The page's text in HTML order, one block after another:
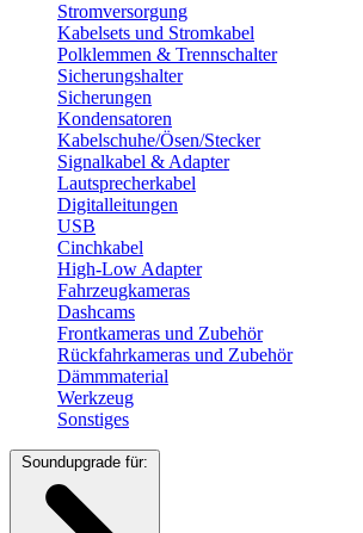
Stromversorgung
Kabelsets und Stromkabel
Polklemmen & Trennschalter
Sicherungshalter
Sicherungen
Kondensatoren
Kabelschuhe/Ösen/Stecker
Signalkabel & Adapter
Lautsprecherkabel
Digitalleitungen
USB
Cinchkabel
High-Low Adapter
Fahrzeugkameras
Dashcams
Frontkameras und Zubehör
Rückfahrkameras und Zubehör
Dämmmaterial
Werkzeug
Sonstiges
Soundupgrade für: